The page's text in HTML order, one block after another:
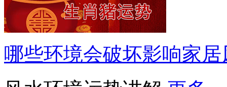
哪些环境会破坏影响家居